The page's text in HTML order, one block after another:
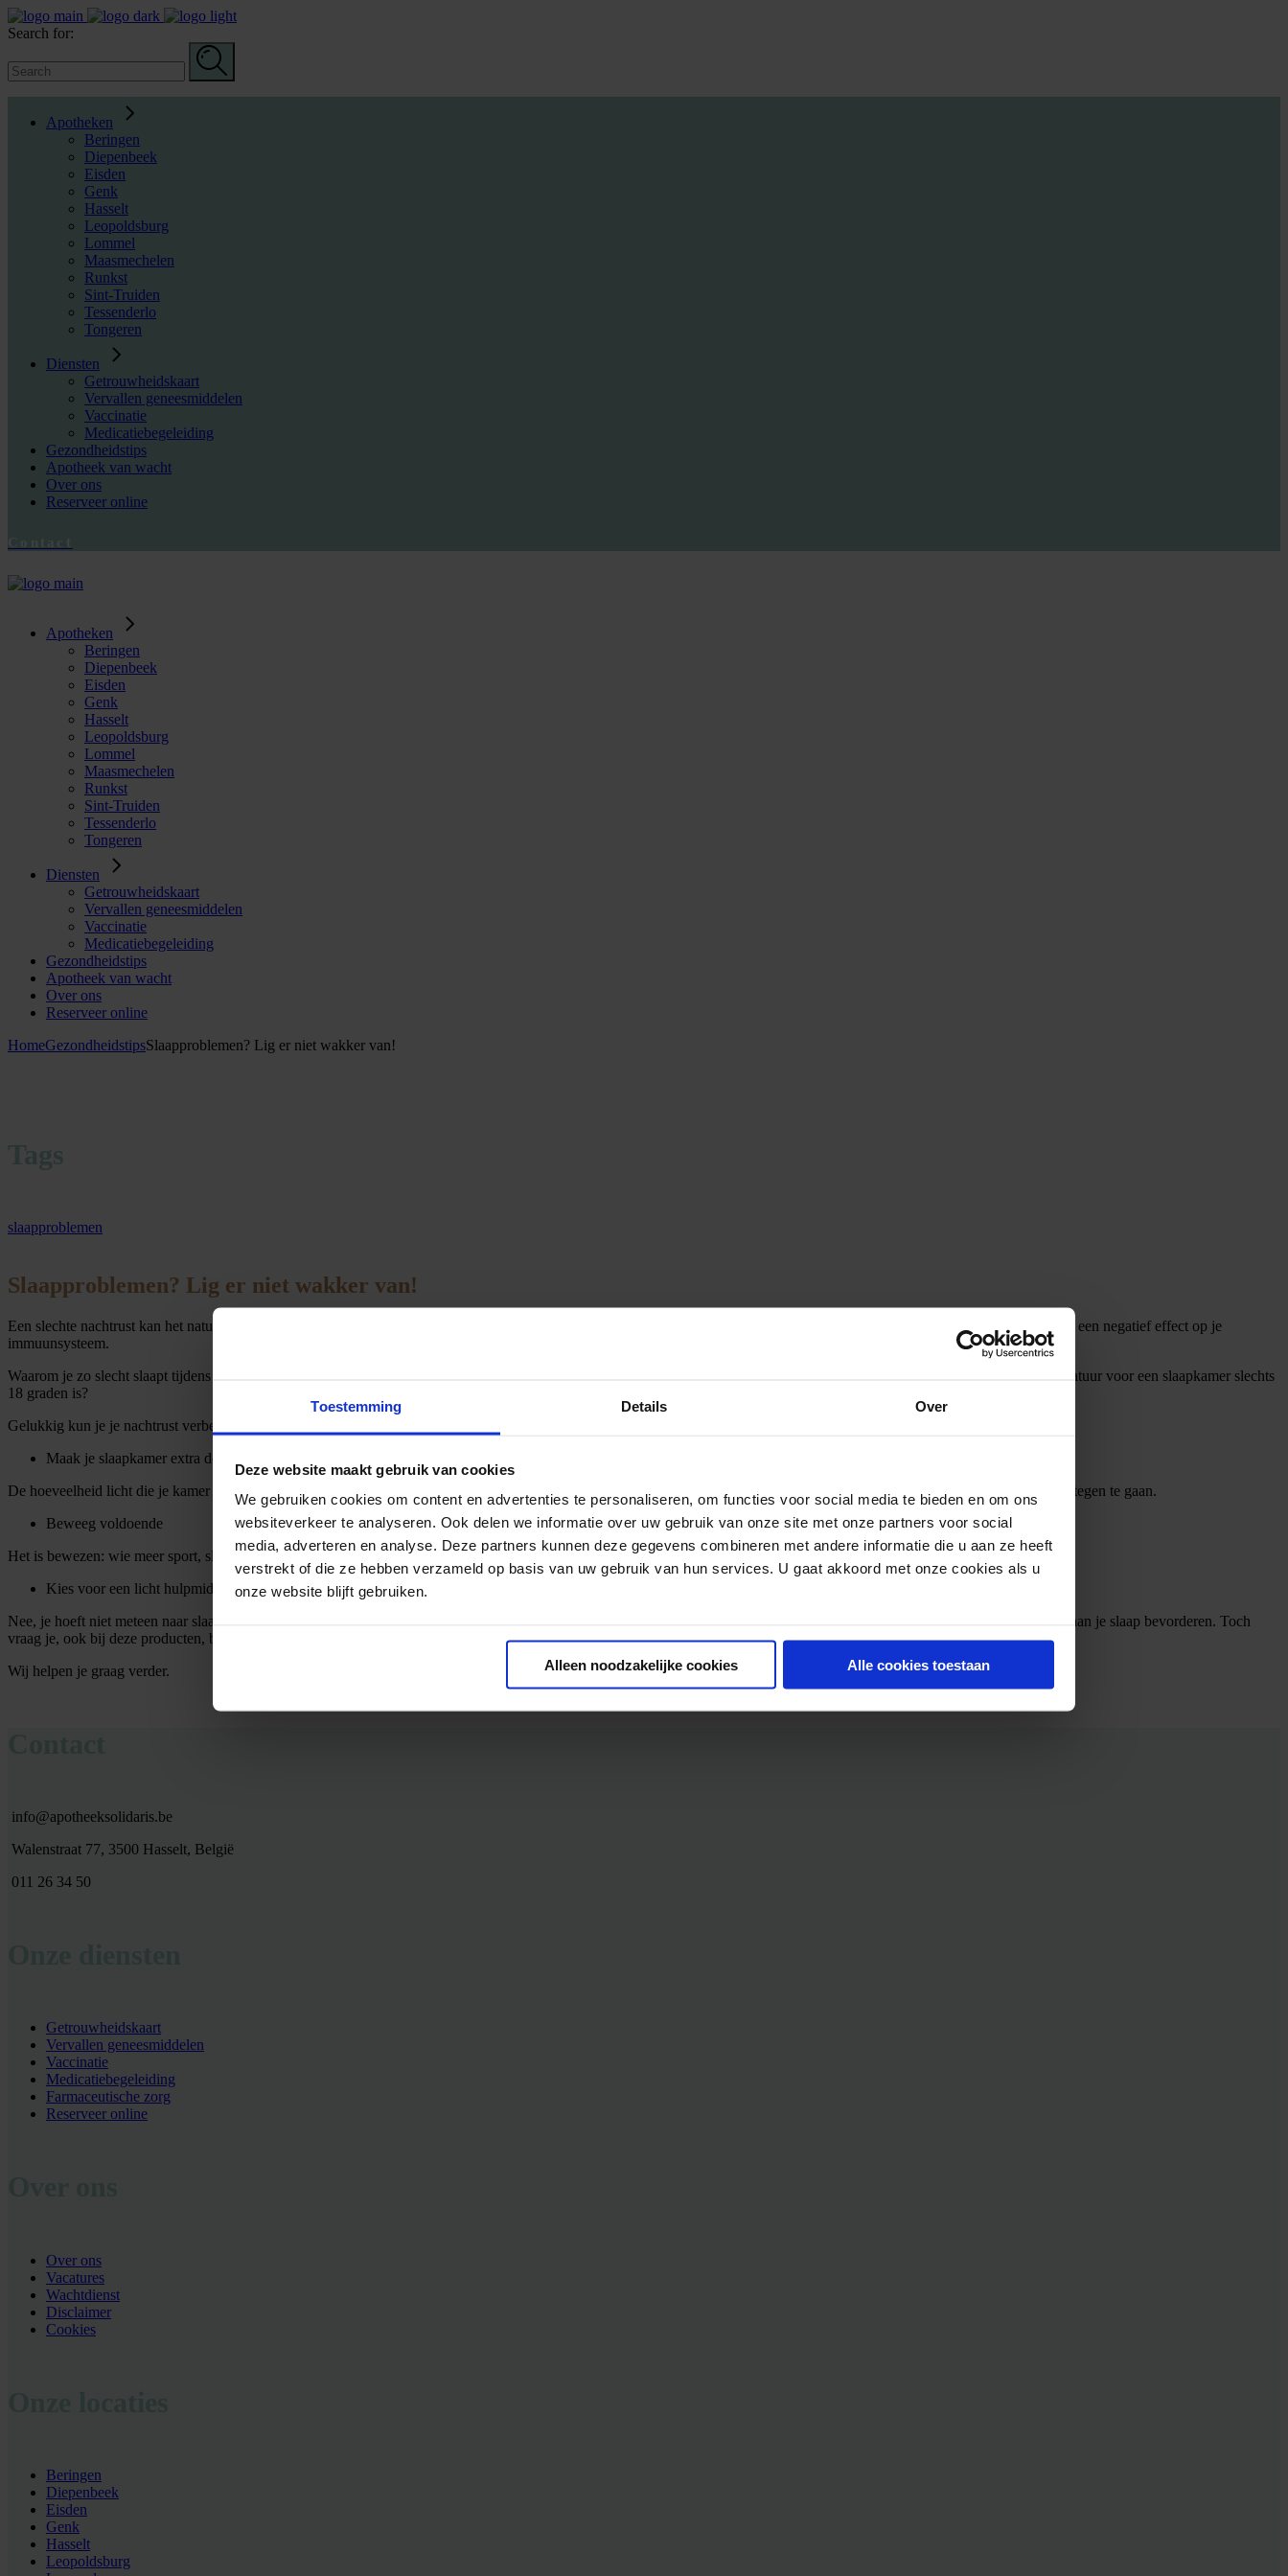
Toestemming Details Over
Deze website maakt gebruik van cookies
We gebruiken cookies om content en advertenties te personaliseren, om functies voor social media te bieden en om ons
websiteverkeer te analyseren. Ook delen we informatie over uw gebruik van onze site met onze partners voor social
media, adverteren en analyse. Deze partners kunnen deze gegevens combineren met andere informatie die u aan ze heeft
verstrekt of die ze hebben verzameld op basis van uw gebruik van hun services. U gaat akkoord met onze cookies als u
onze website blijft gebruiken.
Alleen noodzakelijke cookies Alle cookies toestaan
Search for:
Apotheken
Beringen
Diepenbeek
Eisden
Genk
Hasselt
Leopoldsburg
Lommel
Maasmechelen
Runkst
Sint-Truiden
Tessenderlo
Tongeren
Diensten
Getrouwheidskaart
Vervallen geneesmiddelen
Vaccinatie
Medicatiebegeleiding
Gezondheidstips
Apotheek van wacht
Over ons
Reserveer online
Contact
Apotheken
Beringen
Diepenbeek
Eisden
Genk
Hasselt
Leopoldsburg
Lommel
Maasmechelen
Runkst
Sint-Truiden
Tessenderlo
Tongeren
Diensten
Getrouwheidskaart
Vervallen geneesmiddelen
Vaccinatie
Medicatiebegeleiding
Gezondheidstips
Apotheek van wacht
Over ons
Reserveer online
HomeGezondheidstipsSlaapproblemen? Lig er niet wakker van!
Tags
slaapproblemen
Slaapproblemen? Lig er niet wakker van!
Een slechte nachtrust kan het natuurlijke ritme van je lichaam enorm verstoren. Minder slaap betekent ook een slecht humeur en een verminderde focus. Bovendien heeft het ook een negatief effect op je
immuunsysteem.
Waarom je zo slecht slaapt tijdens de lente en zomer? Dat komt vooral door de warmere temperaturen en de langere dagen vol zonlicht. Wist je bijvoorbeeld dat de ideale temperatuur voor een slaapkamer slechts
18 graden is?
Gelukkig kun je je nachtrust verbeteren met een paar simpele tips. Wij helpen je alvast op weg:
Maak je slaapkamer extra donker
De hoeveelheid licht die je kamer binnendringt kan een grote invloed hebben op je nachtrust. Gun je lichaam die extra paar uurtjes slaap in de ochtend door vroege zonnestralen tegen te gaan.
Beweeg voldoende
Het is bewezen: wie meer sport, slaapt ook beter. Zorg er enkel voor dat je minstens een uur voordat je het bed in kruipt klaar bent met je workout.
Kies voor een licht hulpmiddel
Nee, je hoeft niet meteen naar slaappillen te grijpen. Er bestaan ook andere middelen die je nachtrust kunnen helpen verbeteren. Zo kunnen ingrediënten als melatonine en valeriaan je slaap bevorderen. Toch
vraag je, ook bij deze producten, best eerst advies bij je apotheker.
Wij helpen je graag verder.
info@apotheeksolidaris.be
Walenstraat 77, 3500 Hasselt, België
011 26 34 50
Getrouwheidskaart
Vervallen geneesmiddelen
Vaccinatie
Medicatiebegeleiding
Farmaceutische zorg
Reserveer online
Over ons
Vacatures
Wachtdienst
Disclaimer
Cookies
Beringen
Diepenbeek
Eisden
Genk
Hasselt
Leopoldsburg